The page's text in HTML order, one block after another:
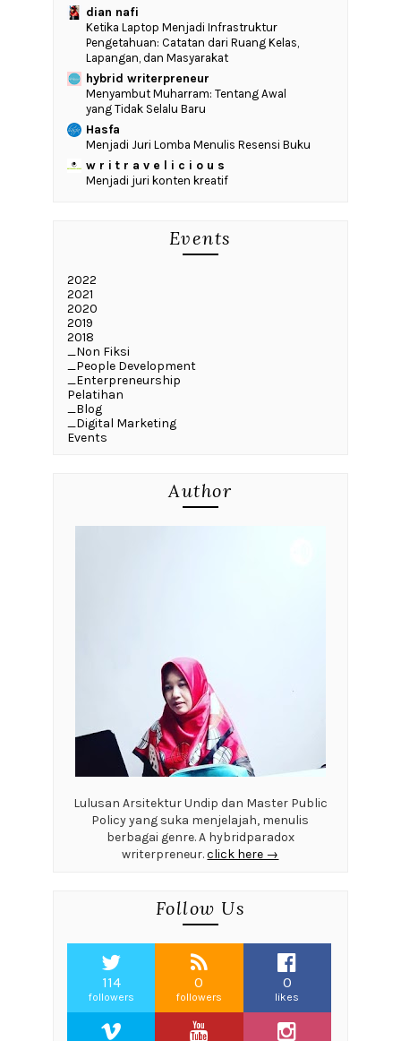
dian nafi
Ketika Laptop Menjadi Infrastruktur
Pengetahuan: Catatan dari Ruang Kelas,
Lapangan, dan Masyarakat
hybrid writerpreneur
Menyambut Muharram: Tentang Awal
yang Tidak Selalu Baru
Hasfa
Menjadi Juri Lomba Menulis Resensi Buku
w r i t r a v e l i c i o u s
Menjadi juri konten kreatif
Events
2022
2021
2020
2019
2018
_Non Fiksi
_People Development
_Enterpreneurship
Pelatihan
_Blog
_Digital Marketing
Events
Author
Lulusan Arsitektur Undip dan Master Public
Policy yang suka menjelajah, menulis
berbagai genre. A hybridparadox
writerpreneur.click here →
Follow Us
114
followers
0
followers
0
likes